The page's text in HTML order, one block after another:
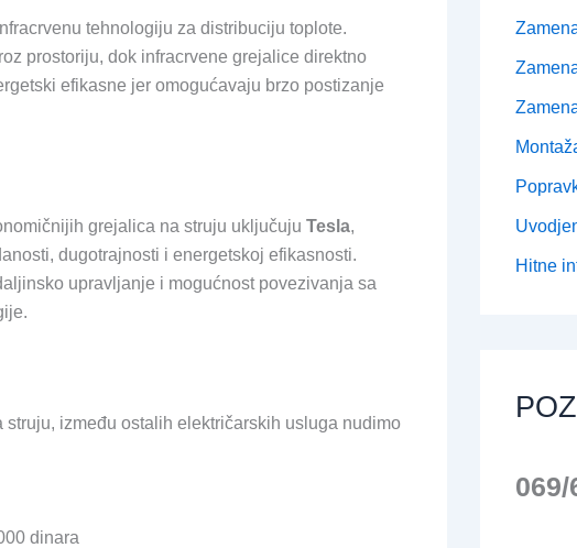
tehnologiju za distribuciju toplote.
prostoriju, dok infracrvene grejalice direktno
efikasne jer omogućavaju brzo postizanje
grejalica na struju uključuju Tesla,
dugotrajnosti i energetskoj efikasnosti.
upravljanje i mogućnost povezivanja sa
između ostalih električarskih usluga nudimo
dinara
Hitne
069/